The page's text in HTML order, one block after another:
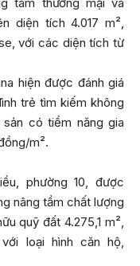
diện tích 4.017 m²,
với các diện tích từ
hiện được đánh giá
trẻ tìm kiếm không
có tiềm năng gia
m².
phường 10, được
nâng tầm chất lượng
quỹ đất 4.275,1 m²,
loại hình căn hộ,